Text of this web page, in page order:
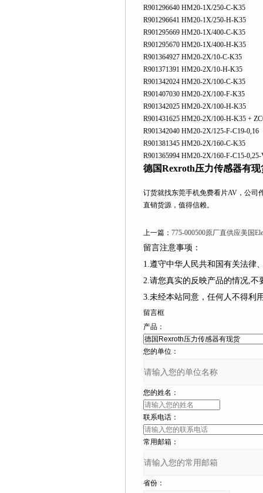
R901296640 HM20-1X/250-C-K35
R901296641 HM20-1X/250-H-K35
R901295669 HM20-1X/400-C-K35
R901295670 HM20-1X/400-H-K35
R901364927 HM20-2X/10-C-K35
R901371391 HM20-2X/10-H-K35
R901342024 HM20-2X/100-C-K35
R901407030 HM20-2X/100-F-K35
R901342025 HM20-2X/100-H-K35
R901431625 HM20-2X/100-H-K35 +
R901342040 HM20-2X/125-F-C19-0,16
R901381345 HM20-2X/160-C-K35
R901365994 HM20-2X/160-F-C15-
德国Rexroth压力传感器有现
订货就找东莞手机免费看片AV，公司
直销货源，值得信赖。
上一篇： 775-000500原厂直供应美国
留言注意事项：
1.遵守中华人民共和国有关法律
2.请您真实的反映产品的情况,
3.未经本站同意，任何人不得利
留言框
产品：
您的单位：
您的姓名：
联系电话：
常用邮箱：
省份：